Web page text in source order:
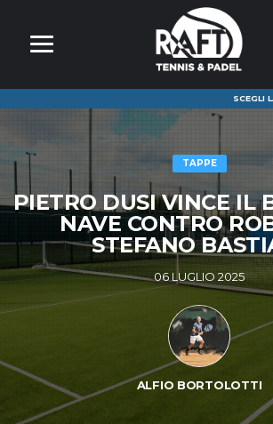
SCEGLI
TAPPE
PIETRO DUSI VINCE IL
NAVE CONTRO
STEFANO
06 LUGLIO 2025
ALFIO BORTOLOTTI